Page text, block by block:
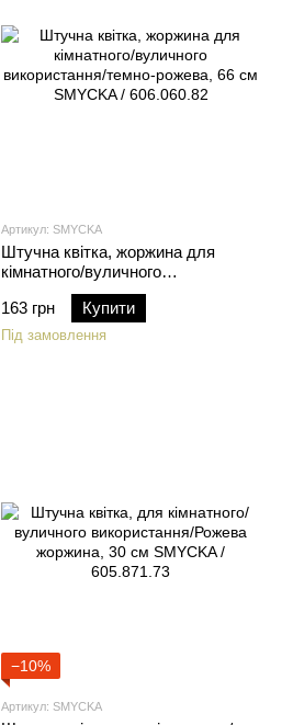
Артикул: SMYCKA
Штучна квітка, жоржина для
кімнатного/вуличного
використання/темно-рожева, 66
см SMYCKA / 606.060.82
163 грн Купити
Під замовлення
−10%
Артикул: SMYCKA